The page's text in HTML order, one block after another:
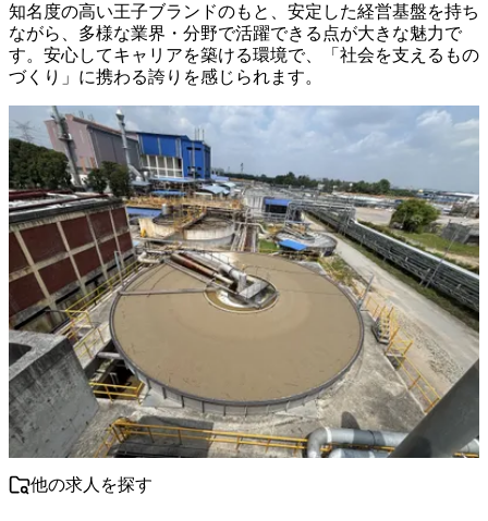
知名度の高い王子ブランドのもと、安定した経営基盤を持ち
ながら、多様な業界・分野で活躍できる点が大きな魅力で
す。安心してキャリアを築ける環境で、「社会を支えるもの
づくり」に携わる誇りを感じられます。
他の求人を探す